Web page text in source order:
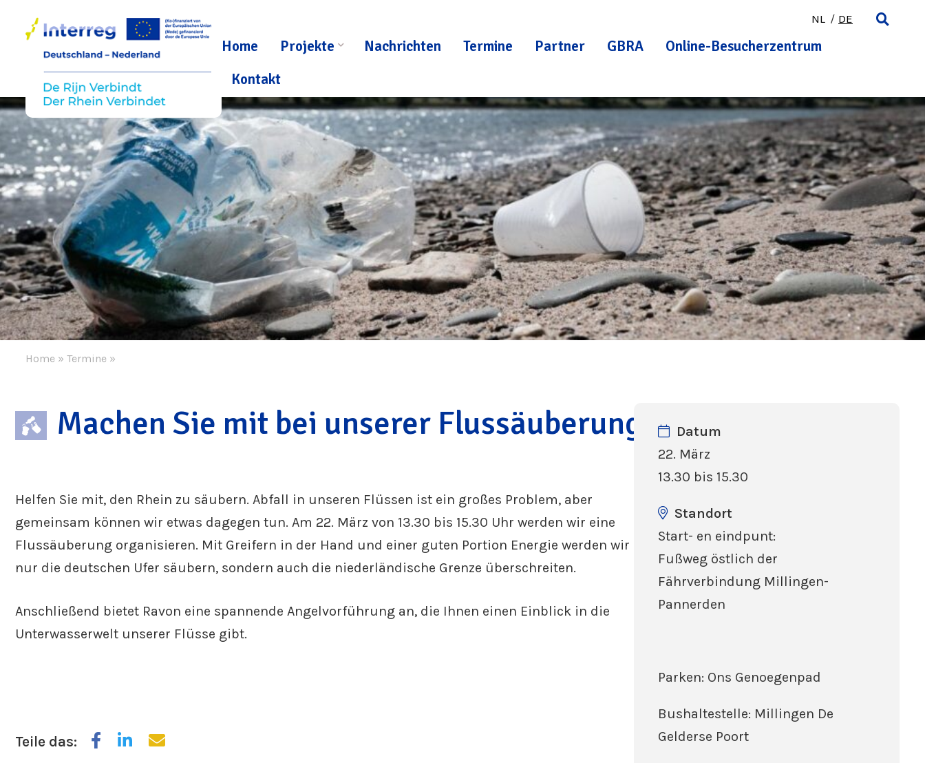
Home Projekte Nachrichten Termine Partner GBRA
Online-Besucherzentrum
Kontakt
NL DE
Home » Termine »
Machen Sie mit bei unserer Flussäuberung
Datum
22. März
13.30 bis 15.30
Standort
Start- en eindpunt:
Fußweg östlich der
Fährverbindung Millingen-
Pannerden
Parken: Ons Genoegenpad
Bushaltestelle: Millingen De
Gelderse Poort
Helfen Sie mit, den Rhein zu säubern. Abfall in unseren Flüssen ist ein großes Problem, aber
gemeinsam können wir etwas dagegen tun. Am 22. März von 13.30 bis 15.30 Uhr werden wir eine
Flussäuberung organisieren. Mit Greifern in der Hand und einer guten Portion Energie werden wir nicht
nur die deutschen Ufer säubern, sondern auch die niederländische Grenze überschreiten.
Anschließend bietet Ravon eine spannende Angelvorführung an, die Ihnen einen Einblick in die
Unterwasserwelt unserer Flüsse gibt.
Teile das: